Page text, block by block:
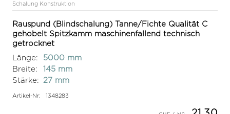
Schalung Konstruktion
Rauspund (Blindschalung) Tanne/Fichte Qualität C
gehobelt Spitzkamm maschinenfallend technisch
getrocknet
Länge:
5000 mm
Breite:
145 mm
Stärke:
27 mm
Artikel-Nr: 1348283